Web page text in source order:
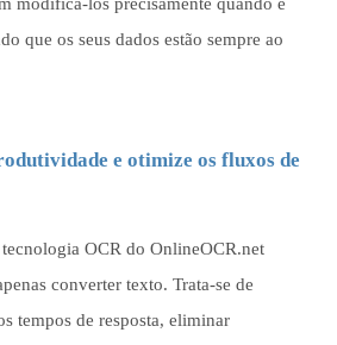
modificá-los precisamente quando e
que os seus dados estão sempre ao
e otimize os fluxos de
OCR do OnlineOCR.net
converter texto. Trata-se de
tempos de resposta, eliminar